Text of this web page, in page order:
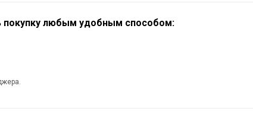
покупку любым удобным способом: